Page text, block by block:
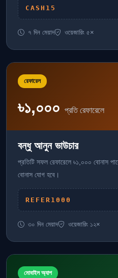
CASH15
৭ দিন মেয়াদ ওয়েজারিং ৫×
রেফারেল
৳১,০০০ প্রতি রেফারেলে
বন্ধু আনুন ভাউচার
প্রতিটি সফল রেফারেলে ৳১,০০০ বোনাস
বোনাস যোগ হবে।
REFER1000
৩০ দিন মেয়াদ ওয়েজারিং ১২×
মোবাইল অ্যাপ